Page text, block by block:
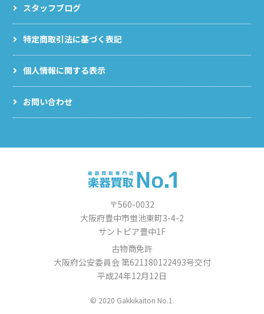
スタッフブログ
特定商取引法に基づく表記
個人情報に関する表示
お問い合わせ
〒560-0032
大阪府豊中市蛍池東町3-4-2
サントピア豊中1F
古物商免許
大阪府公安委員会 第621180122493号交付
平成24年12月12日
© 2020 Gakkikaitori No.1.